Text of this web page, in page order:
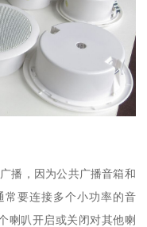
播，因为公共广播音箱和
要连接多个小功率的音
喇叭开启或关闭对其他喇